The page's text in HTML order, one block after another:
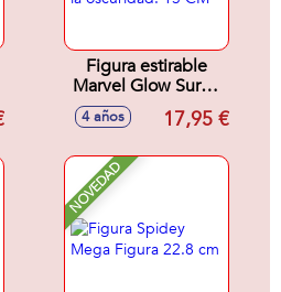
Figura estirable
Marvel Glow Surge
Spiderman. Brilla
en la oscuridad. 13
4 años 17,95 €
NOVEDAD